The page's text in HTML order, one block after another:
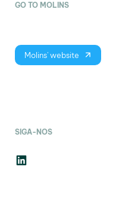
GO TO MOLINS
Molins' website
SIGA-NOS
LinkedIn